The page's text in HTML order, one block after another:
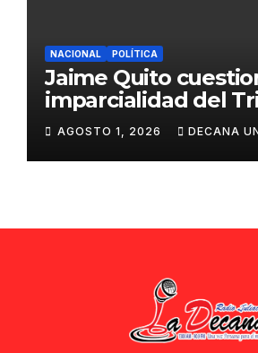
NACIONAL POLÍTICA
Jaime Quito
imparcialidad del
Constitucional tras
de Ollanta Humala
AGOSTO 1, 2026 DECANA